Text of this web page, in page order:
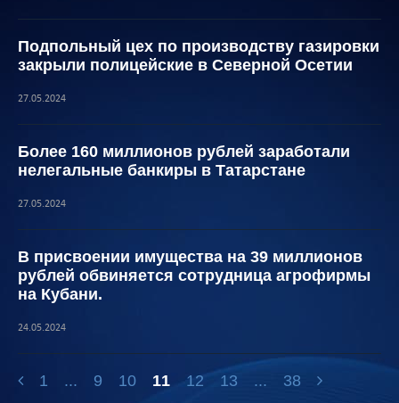
Подпольный цех по производству газировки
закрыли полицейские в Северной Осетии
27.05.2024
Более 160 миллионов рублей заработали
нелегальные банкиры в Татарстане
27.05.2024
В присвоении имущества на 39 миллионов
рублей обвиняется сотрудница агрофирмы
на Кубани.
24.05.2024
1 ... 9 10 11 12 13 ... 38